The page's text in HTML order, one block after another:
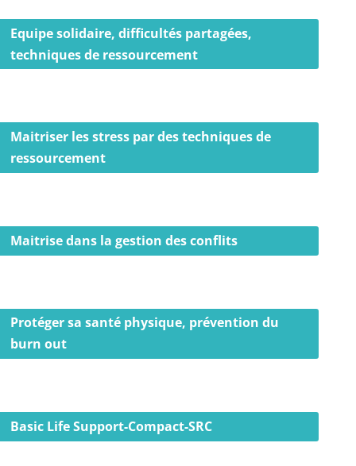
Equipe solidaire, difficultés partagées,
techniques de ressourcement
Maitriser les stress par des techniques de
ressourcement
Maitrise dans la gestion des conflits
Protéger sa santé physique, prévention du
burn out
Basic Life Support-Compact-SRC